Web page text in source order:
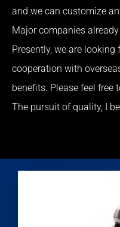
and we can customize
Major companies
Presently, we are
cooperation with
benefits. Please feel free
The pursuit of quality, I